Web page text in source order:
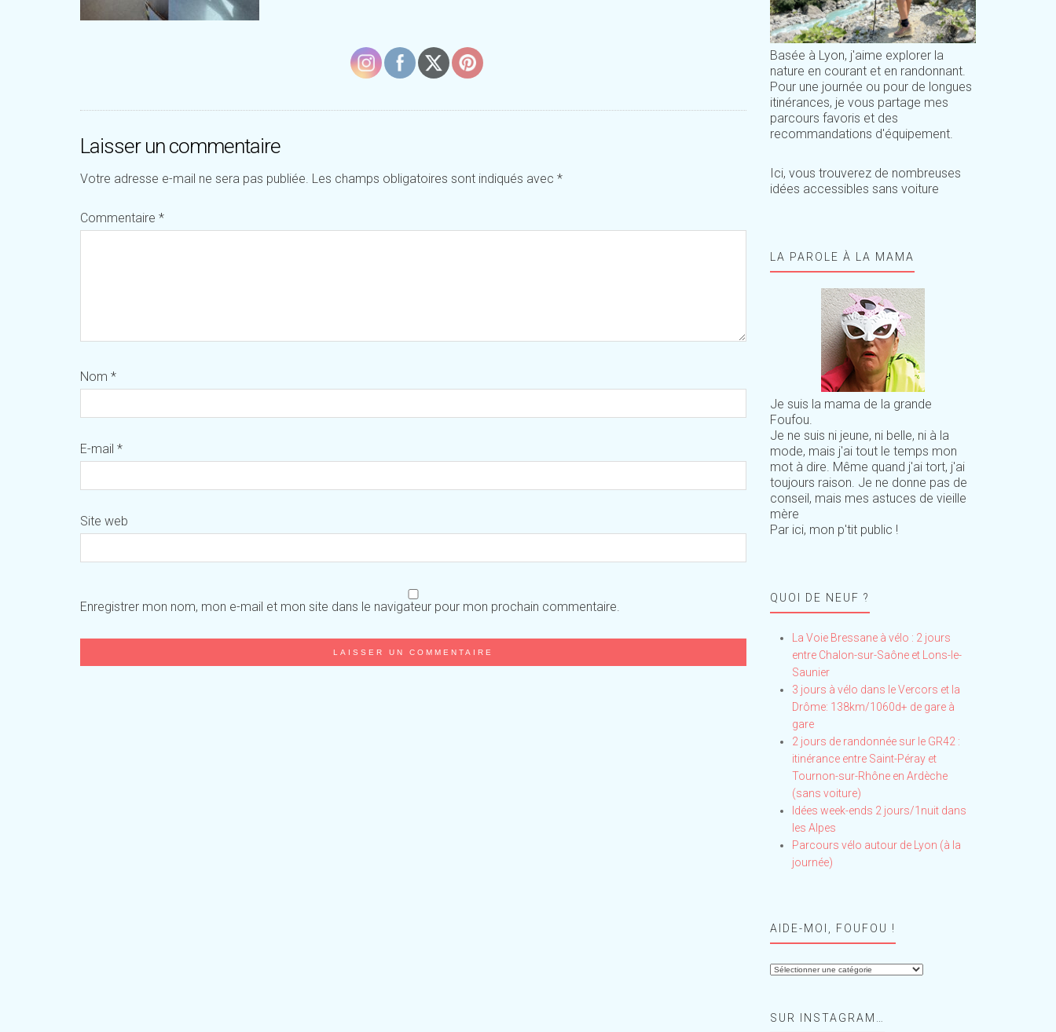
Laisser un commentaire
Votre adresse e-mail ne sera pas publiée. Les champs obligatoires sont indiqués avec *
Commentaire *
Nom *
E-mail *
Site web
Enregistrer mon nom, mon e-mail et mon site dans le navigateur pour mon prochain commentaire.
Basée à Lyon, j'aime explorer la
nature en courant et en randonnant.
Pour une journée ou pour de longues
itinérances, je vous partage mes
parcours favoris et des
recommandations d'équipement.
Ici, vous trouverez de nombreuses
idées accessibles sans voiture
LA PAROLE À LA MAMA
Je suis la mama de la grande
Foufou.
Je ne suis ni jeune, ni belle, ni à la
mode, mais j'ai tout le temps mon
mot à dire. Même quand j'ai tort, j'ai
toujours raison. Je ne donne pas de
conseil, mais mes astuces de vieille
mère
Par ici, mon p'tit public !
QUOI DE NEUF ?
La Voie Bressane à vélo : 2 jours
entre Chalon-sur-Saône et Lons-le-
Saunier
3 jours à vélo dans le Vercors et la
Drôme: 138km/1060d+ de gare à
gare
2 jours de randonnée sur le GR42 :
itinérance entre Saint-Péray et
Tournon-sur-Rhône en Ardèche
(sans voiture)
Idées week-ends 2 jours/1nuit dans
les Alpes
Parcours vélo autour de Lyon (à la
journée)
AIDE-MOI, FOUFOU !
Aide-
!SUR INSTAGRAM…